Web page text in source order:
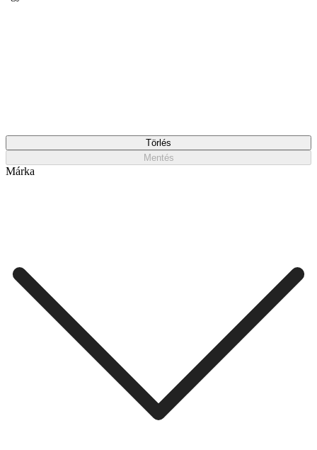
Törlés
Mentés
Márka